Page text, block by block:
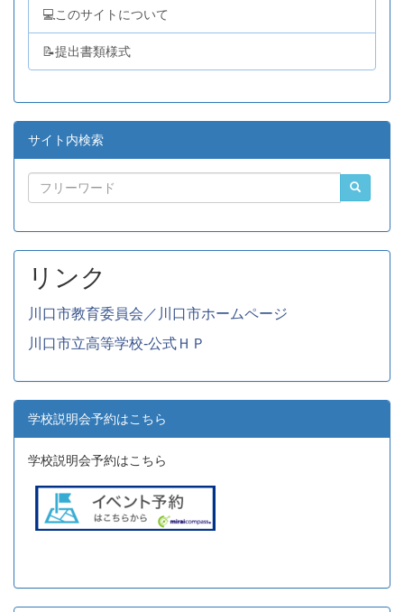
💻このサイトについて
📝提出書類様式
サイト内検索
リンク
川口市教育委員会／川口市ホームページ
川口市立高等学校-公式ＨＰ
学校説明会予約はこちら
学校説明会予約はこちら